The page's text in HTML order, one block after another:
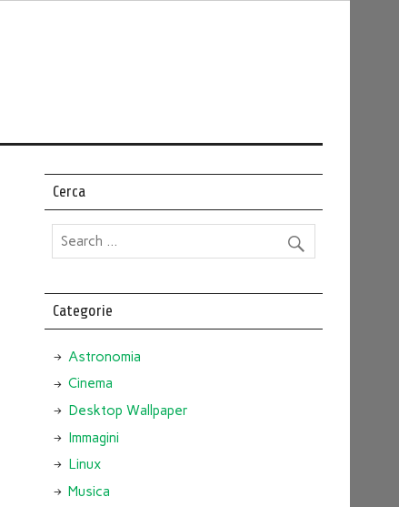
Cerca
Categorie
Astronomia
Cinema
Desktop Wallpaper
Immagini
Linux
Musica